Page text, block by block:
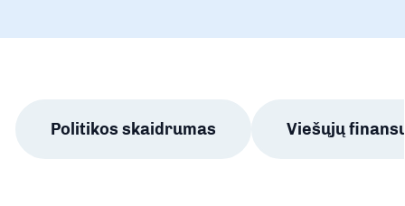
Politikos skaidrumas Viešųjų